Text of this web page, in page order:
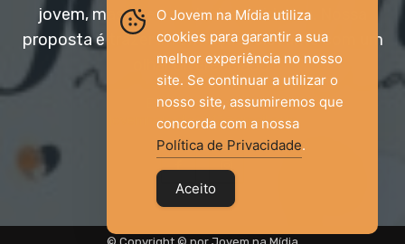
jovem, mas aberto a todas as idades. Nossa
proposta é trazer informação relevante com um
olhar diferenciado.
Entre em contato:
jovemnamidia2017@gmail.com
O Jovem na Mídia utiliza
cookies para garantir a sua
melhor experiência no nosso
site. Se continuar a utilizar o
nosso site, assumiremos que
concorda com a nossa
Política de Privacidade.
Aceito